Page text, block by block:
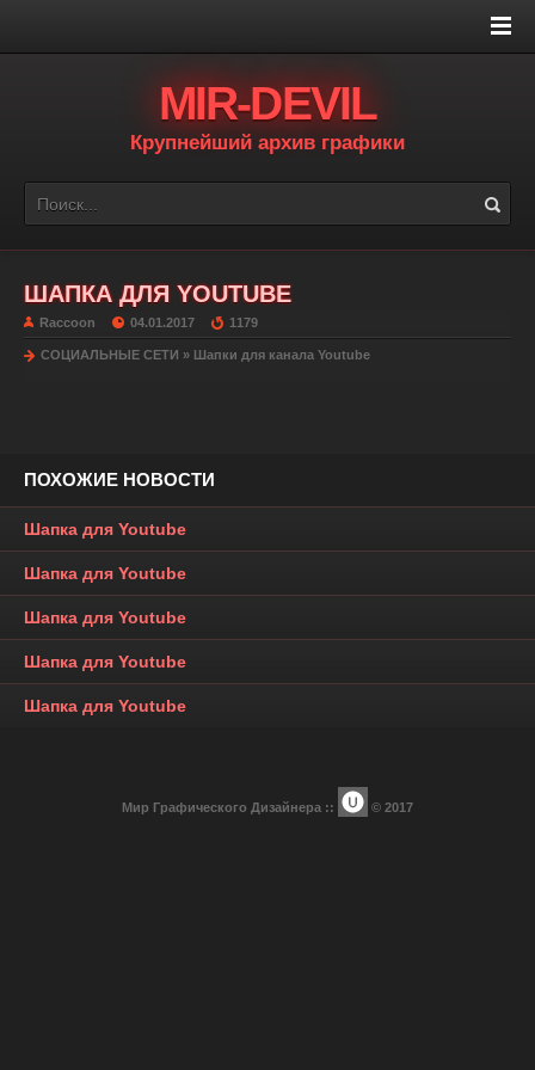
MIR-DEVIL
Крупнейший архив графики
ШАПКА ДЛЯ YOUTUBE
Raccoon 04.01.2017 1179
СОЦИАЛЬНЫЕ СЕТИ » Шапки для канала Youtube
ПОХОЖИЕ НОВОСТИ
Шапка для Youtube
Шапка для Youtube
Шапка для Youtube
Шапка для Youtube
Шапка для Youtube
Мир Графического Дизайнера :: © 2017